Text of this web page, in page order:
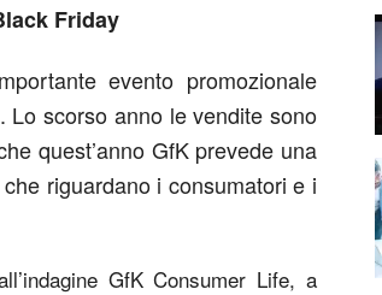
Friday
evento promozionale
Lo scorso anno le vendite sono
quest’anno GfK prevede una
riguardano i consumatori e i
GfK Consumer Life, a